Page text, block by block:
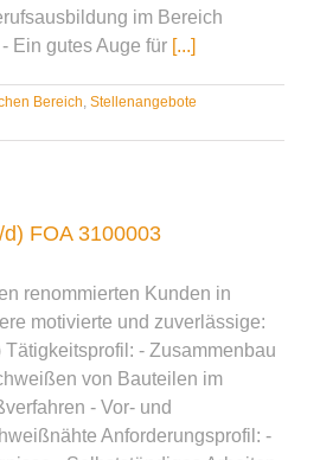
im Bereich
Ein gutes Auge für [...]
Bereich, Stellenangebote
FOA 3100003
renommierten Kunden in
motivierte und zuverlässige:
- Zusammenbau
von Bauteilen im
- Vor- und
Anforderungsprofil: -